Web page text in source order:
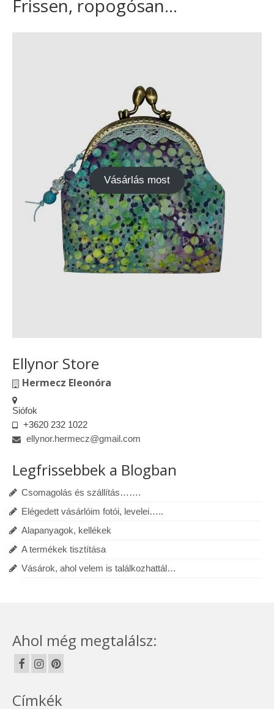
Frissen, ropogósan...
Vásárlás most
Ellynor Store
Hermecz Eleonóra
Siófok
+3620 232 1022
ellynor.hermecz@gmail.com
Legfrissebbek a Blogban
Csomagolás és szállítás…….
Elégedett vásárlóim fotói, levelei…..
Alapanyagok, kellékek
A termékek tisztítása
Vásárok, ahol velem is találkozhattál…
Ahol még megtalálsz:
Címkék